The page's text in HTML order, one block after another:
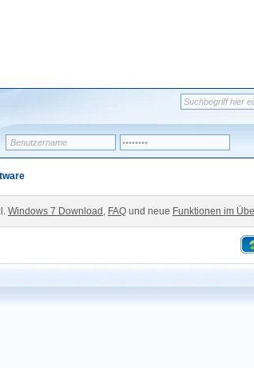
Windows 7 Download , FAQ und neue Funktionen im